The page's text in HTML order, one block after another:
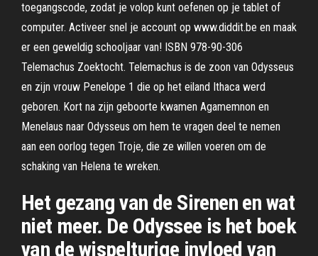
toegangscode, zodat je volop kunt oefenen op je tablet of
computer. Activeer snel je account op www.diddit.be en maak
er een geweldig schooljaar van! ISBN 978-90-306
Telemachus Zoektocht. Telemachus is de zoon van Odysseus
en zijn vrouw Penelope 1 die op het eiland Ithaca werd
geboren. Kort na zijn geboorte kwamen Agamemnon en
Menelaus naar Odysseus om hem te vragen deel te nemen
aan een oorlog tegen Troje, die ze willen voeren om de
schaking van Helena te wreken.
Het gezang van de Sirenen en wat
niet meer. De Odyssee is het boek
van de wispelturige invloed van